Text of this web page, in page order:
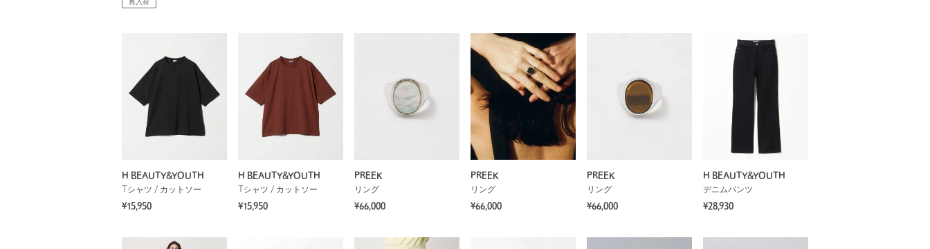
再入荷
H BEAUTY&YOUTH
Tシャツ / カットソー
¥15,950
H BEAUTY&YOUTH
Tシャツ / カットソー
¥15,950
PREEK
リング
¥66,000
PREEK
リング
¥66,000
PREEK
リング
¥66,000
H BEAUTY&YOUTH
デニムパンツ
¥28,930